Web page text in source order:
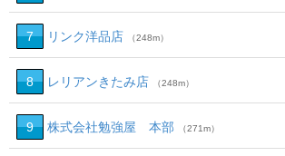
7 リンク洋品店 （248m）
8 レリアンきたみ店 （248m）
9 株式会社勉強屋 本部 （271m）